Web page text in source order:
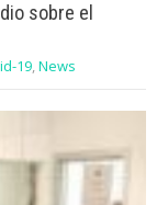
sobre el
19,News